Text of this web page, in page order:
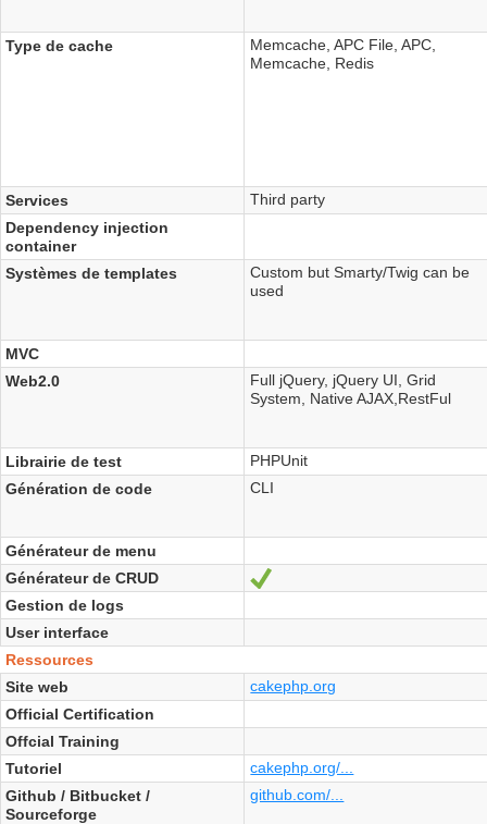
Type de cache
Memcache, APC File, APC,
Memcache, Redis
Services
Third party
Dependency injection
container
Systèmes de templates
Custom but Smarty/Twig can be
used
MVC
Web2.0
Full jQuery, jQuery UI, Grid
System, Native AJAX,RestFul
Librairie de test
PHPUnit
Génération de code
CLI
Générateur de menu
Générateur de CRUD
Gestion de logs
User interface
Ressources
Site web
cakephp.org
Official Certification
Offcial Training
Tutoriel
cakephp.org/...
Github / Bitbucket /
Sourceforge
github.com/...